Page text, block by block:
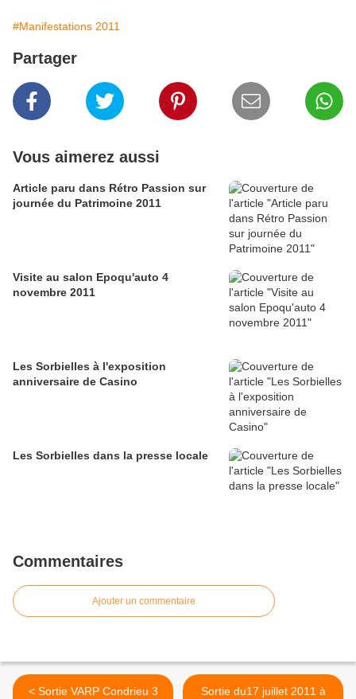
#Manifestations 2011
Partager
Vous aimerez aussi
Article paru dans Rétro Passion sur
journée du Patrimoine 2011
Visite au salon Epoqu'auto 4
novembre 2011
Les Sorbielles à l'exposition
anniversaire de Casino
Les Sorbielles dans la presse locale
Commentaires
Ajouter un commentaire
< Sortie VARP Condrieu 3
Sortie du17 juillet 2011 à